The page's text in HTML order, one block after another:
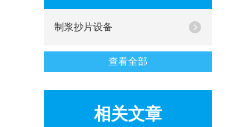
制浆抄片设备
查看全部
相关文章